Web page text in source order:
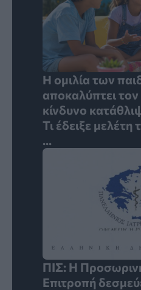
Η ομιλία των
αποκαλύπτει τον
κίνδυνο
Τι έδειξε
...
ΠΙΣ: Η
Επιτροπή